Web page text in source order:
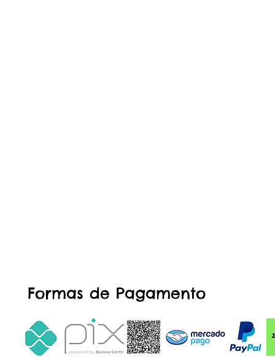
Formas de Pagamento